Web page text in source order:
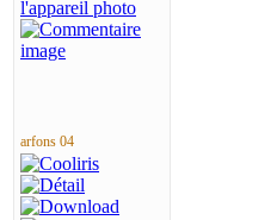
arfons 04